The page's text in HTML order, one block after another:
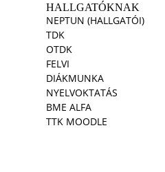
HALLGATÓKNAK
NEPTUN (HALLGATÓI)
TDK
OTDK
FELVI
DIÁKMUNKA
NYELVOKTATÁS
BME ALFA
TTK MOODLE